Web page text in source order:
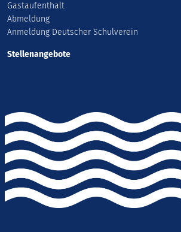
Gastaufenthalt
Abmeldung
Anmeldung Deutscher Schulverein
Stellenangebote